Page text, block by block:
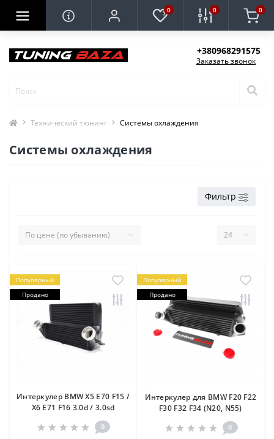
0 0 0
+380968291575
Заказать звонок
Технический тюнинг Системы охлаждения
Системы охлаждения
Фильтр
Популярный
Продано
Интеркулер BMW X5 E70 F15 /
X6 E71 F16 3.0d / 3.0sd
0
Популярный
Продано
Интеркулер для BMW F20 F22
F30 F32 F34 (N20, N55)
0